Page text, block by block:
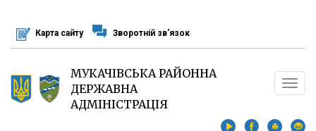
основного
матеріалу
Карта сайту Зворотній зв'язок
МУКАЧІВСЬКА РАЙОННА
ДЕРЖАВНА
АДМІНІСТРАЦІЯ
Toggle